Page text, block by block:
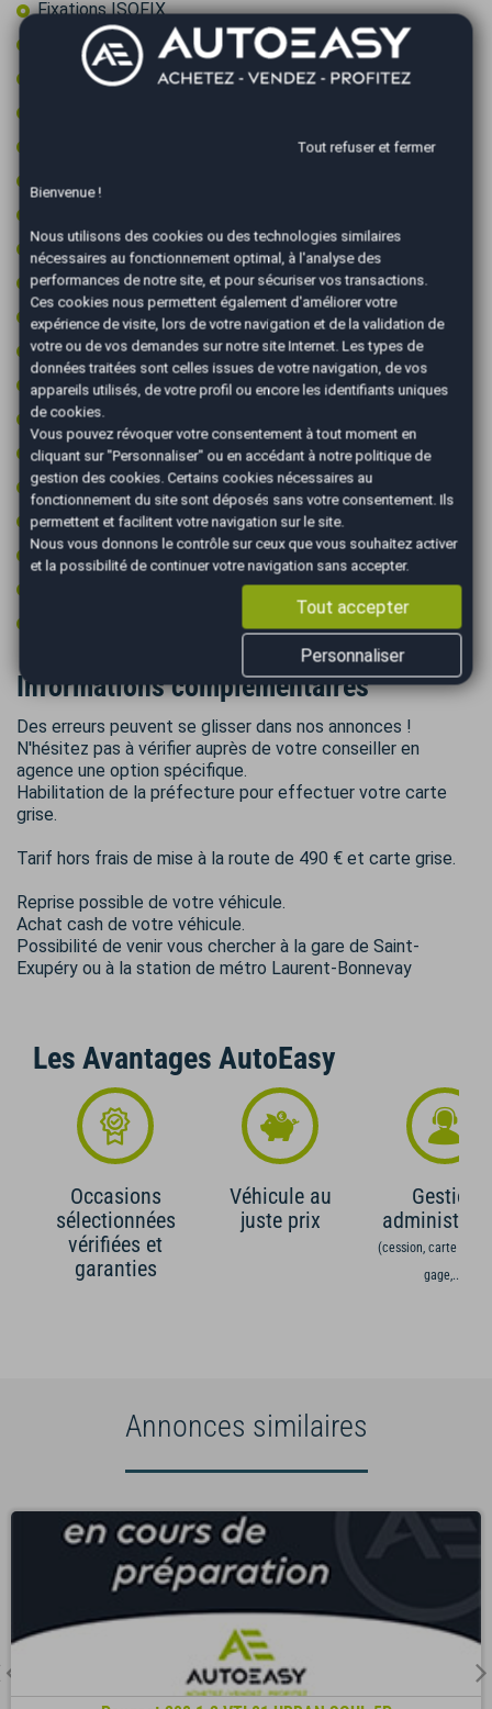
Fixations ISOFIX
GPS couleur
Jantes 16 pouces
Pare-brise chauffant
Prise 12v
Prise audio USB
Radar arrière de détection d'obstacles
Régulateur de vitesse
Rétroviseurs électriques
Rétroviseurs rabattables électriquement
Roue secours tempo + kit outils
Soumis à la TVA
Vitres surteintées
Informations complémentaires
Des erreurs peuvent se glisser dans nos annonces !
N'hésitez pas à vérifier auprès de votre conseiller en
agence une option spécifique.
Habilitation de la préfecture pour effectuer votre carte
grise.
Tarif hors frais de mise à la route de 490 € et carte grise.
Reprise possible de votre véhicule.
Achat cash de votre véhicule.
Possibilité de venir vous chercher à la gare de Saint-
Exupéry ou à la station de métro Laurent-Bonnevay
Les Avantages AutoEasy
Occasions
sélectionnées
vérifiées et
garanties
Véhicule au
juste prix
Gestion
(cession, carte grise,
gage,...)
Annonces similaires
Tout refuser et fermer
Bienvenue !
Nous utilisons des cookies ou des technologies similaires
nécessaires au fonctionnement optimal, à l'analyse des
performances de notre site, et pour sécuriser vos transactions.
Ces cookies nous permettent également d'améliorer votre
expérience de visite, lors de votre navigation et de la validation de
votre ou de vos demandes sur notre site Internet. Les types de
données traitées sont celles issues de votre navigation, de vos
appareils utilisés, de votre profil ou encore les identifiants uniques
de cookies.
Vous pouvez révoquer votre consentement à tout moment en
cliquant sur "Personnaliser" ou en accédant à notre politique de
gestion des cookies. Certains cookies nécessaires au
fonctionnement du site sont déposés sans votre consentement. Ils
permettent et facilitent votre navigation sur le site.
Nous vous donnons le contrôle sur ceux que vous souhaitez activer
et la possibilité de continuer votre navigation sans accepter.
Tout accepter
Personnaliser